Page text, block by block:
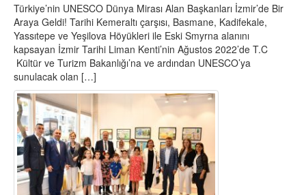
Türkiye’nin UNESCO Dünya Mirası Alan Başkanları İzmir’de Bir
Araya Geldi! Tarihi Kemeraltı çarşısı, Basmane, Kadifekale,
Yassıtepe ve Yeşilova Höyükleri ile Eski Smyrna alanını
kapsayan İzmir Tarihi Liman Kenti’nin Ağustos 2022’de T.C
Kültür ve Turizm Bakanlığı’na ve ardından UNESCO’ya
sunulacak olan […]